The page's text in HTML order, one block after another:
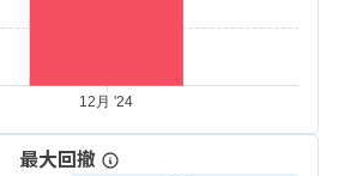
最大回撤